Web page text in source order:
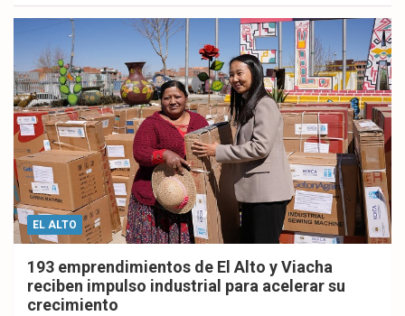
EL ALTO
193 emprendimientos de El Alto y Viacha
reciben impulso industrial para acelerar su
crecimiento